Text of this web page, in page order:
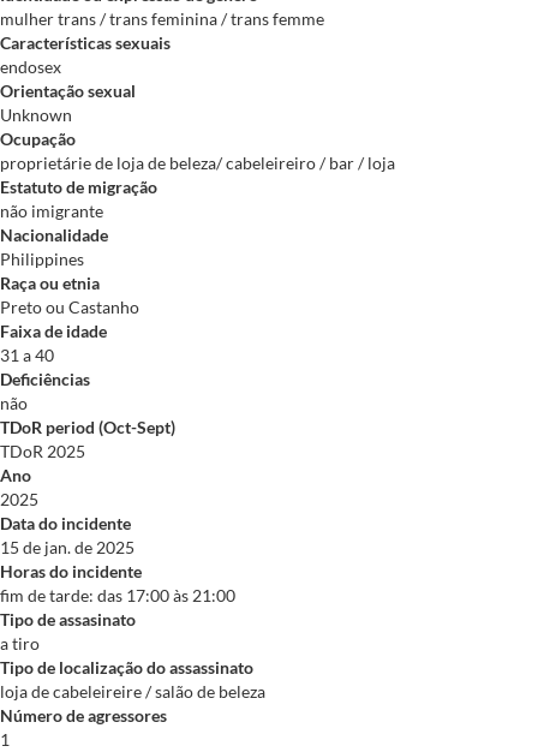
mulher trans / trans feminina / trans femme
Características sexuais
endosex
Orientação sexual
Unknown
Ocupação
proprietárie de loja de beleza/ cabeleireiro / bar / loja
Estatuto de migração
não imigrante
Nacionalidade
Philippines
Raça ou etnia
Preto ou Castanho
Faixa de idade
31 a 40
Deficiências
não
TDoR period (Oct-Sept)
TDoR 2025
Ano
2025
Data do incidente
15 de jan. de 2025
Horas do incidente
fim de tarde: das 17:00 às 21:00
Tipo de assasinato
a tiro
Tipo de localização do assassinato
loja de cabeleireire / salão de beleza
Número de agressores
1